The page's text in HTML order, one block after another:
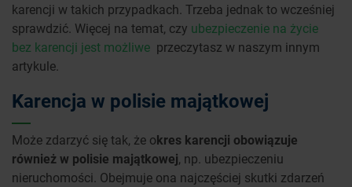
karencji w takich przypadkach. Trzeba jednak to wcześniej
sprawdzić. Więcej na temat, czy ubezpieczenie na życie
bez karencji jest możliwe przeczytasz w naszym innym
artykule.
Karencja w polisie majątkowej
Może zdarzyć się tak, że okres karencji obowiązuje
również w polisie majątkowej, np. ubezpieczeniu
nieruchomości. Obejmuje ona najczęściej skutki zdarzeń